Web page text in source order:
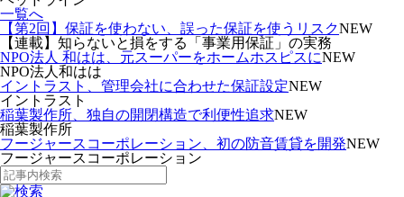
一覧へ
【第2回】保証を使わない、誤った保証を使うリスクNEW
【連載】知らないと損をする「事業用保証」の実務
NPO法人 和はは、元スーパーをホームホスピスにNEW
NPO法人和はは
イントラスト、管理会社に合わせた保証設定NEW
イントラスト
稲葉製作所、独自の開閉構造で利便性追求NEW
稲葉製作所
フージャースコーポレーション、初の防音賃貸を開発NEW
フージャースコーポレーション